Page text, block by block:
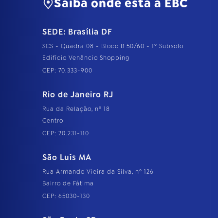
Saiba onde está a EBC
SEDE: Brasília DF
SCS - Quadra 08 - Bloco B 50/60 - 1º Subsolo
Edifício Venâncio Shopping
CEP: 70.333-900
Rio de Janeiro RJ
Rua da Relação, nº 18
Centro
CEP: 20.231-110
São Luís MA
Rua Armando Vieira da Silva, nº 126
Bairro de Fátima
CEP: 65030-130